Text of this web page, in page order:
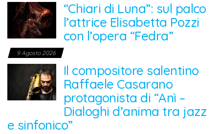
“Chiari di Luna”: sul palco
l’attrice Elisabetta Pozzi
con l’opera “Fedra”
9 Agosto 2026
Il compositore salentino
Raffaele Casarano
protagonista di “Anì –
Dialoghi d’anima tra jazz
e sinfonico”